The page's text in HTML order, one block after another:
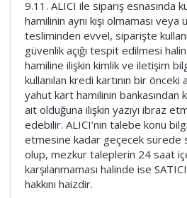
9.11. ALICI ile sipariş esnasında
hamilinin aynı kişi olmaması veya
tesliminden evvel, siparişte
güvenlik açığı tespit edilmesi
hamiline ilişkin kimlik ve iletişim
kullanılan kredi kartının bir
yahut kart hamilinin bankasından
ait olduğuna ilişkin yazıyı ibraz
edebilir. ALICI’nın talebe konu
etmesine kadar geçecek sürede
olup, mezkur taleplerin 24 saat
karşılanmaması halinde ise
hakkını haizdir.